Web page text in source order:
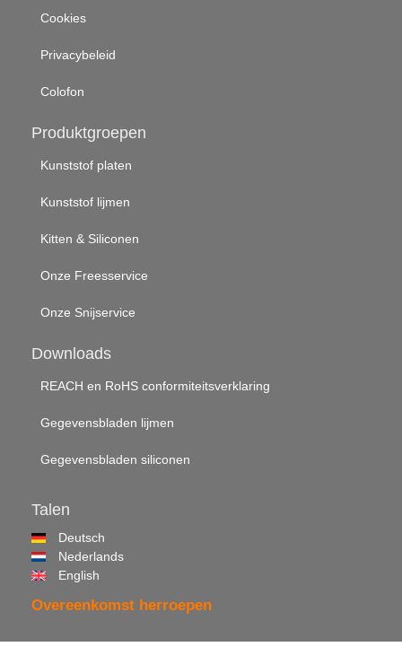
Cookies
Privacybeleid
Colofon
Produktgroepen
Kunststof platen
Kunststof lijmen
Kitten & Siliconen
Onze Freesservice
Onze Snijservice
Downloads
REACH en RoHS conformiteitsverklaring
Gegevensbladen lijmen
Gegevensbladen siliconen
Talen
Deutsch
Nederlands
English
Overeenkomst herroepen